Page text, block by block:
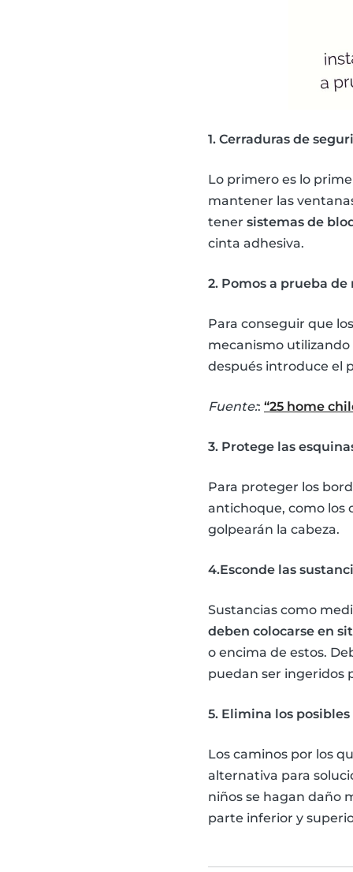
1. Cerraduras de
Lo primero es lo
mantener las
tener sistemas de
cinta adhesiva.
2. Pomos a prueba de
Para conseguir que
mecanismo
después introduce el
Fuente:: “25 home
3. Protege las
Para proteger los
antichoque, como los
golpearán la cabeza.
4.Esconde las
Sustancias como
deben colocarse en
o encima de estos.
puedan ser ingeridos
5. Elimina los
Los caminos por los
alternativa para
niños se hagan daño
parte inferior y